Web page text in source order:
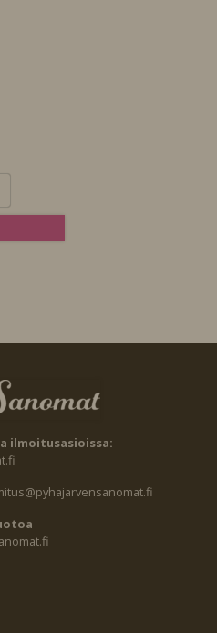
ilmoitusasioissa: